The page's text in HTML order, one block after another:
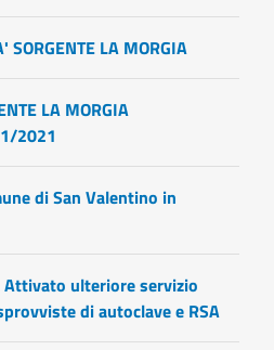
SORGENTE LA MORGIA
LA MORGIA
2021
di San Valentino in
Attivato ulteriore servizio
di autoclave e RSA